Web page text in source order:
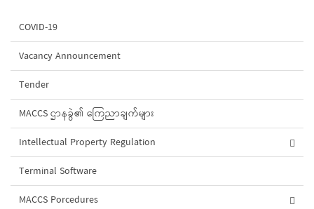
COVID-19
Vacancy Announcement
Tender
MACCS ဌာနခွဲ၏ ကြေညာချက်များ
Intellectual Property Regulation
Terminal Software
MACCS Porcedures